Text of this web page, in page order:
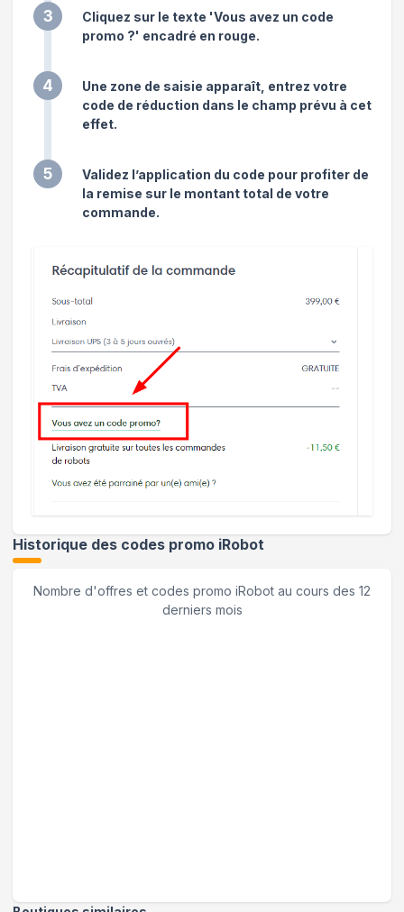
3
Cliquez sur le texte 'Vous avez un code
promo ?' encadré en rouge.
4
Une zone de saisie apparaît, entrez votre
code de réduction dans le champ prévu à cet
effet.
5
Validez l’application du code pour profiter de
la remise sur le montant total de votre
commande.
Historique des codes promo iRobot
Nombre d'offres et codes promo iRobot au cours des 12
derniers mois